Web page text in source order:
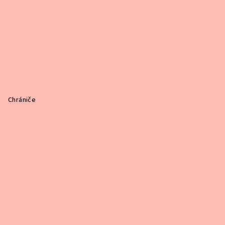
Chrániče